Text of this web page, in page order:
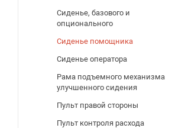
Сиденье, базового и
опционального
Сиденье помощника
Сиденье оператора
Рама подъемного механизма
улучшенного сидения
Пульт правой стороны
Пульт контроля расхода